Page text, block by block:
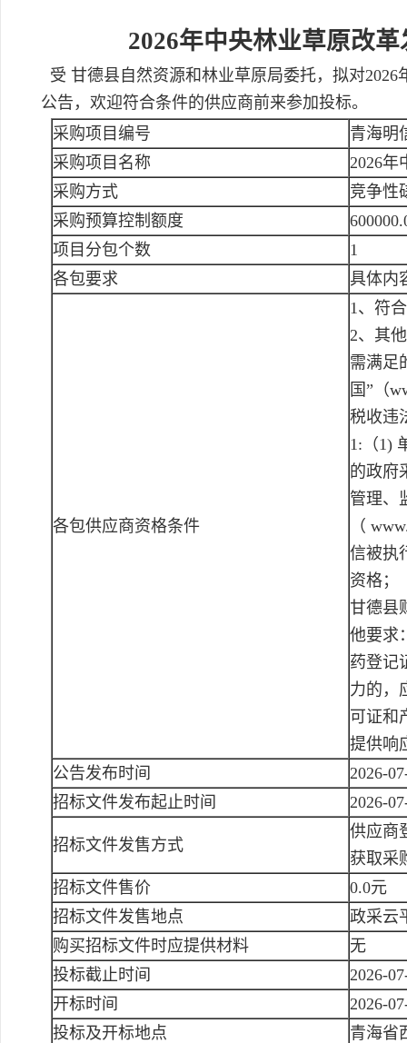
2026年中央林业草原改
受 甘德县自然资源和林业草原局委托，拟对
公告，欢迎符合条件的供应商前来参加投标。
采购项目编号
青海明
采购项目名称
2026年
采购方式
竞争性
采购预算控制额度
项目分包个数
1
各包要求
具体内
各包供应商资格条件
1、符
2、其
需满足
国”（
税收违
1:（1)
的政府
管理、
（
信被执
资格；
甘德县
他要求
药登记
力的，
可证和
提供响
公告发布时间
2026-
招标文件发布起止时间
2026-
招标文件发售方式
供应商
获取采
招标文件售价
0.0元
招标文件发售地点
政采云
购买招标文件时应提供材料
无
投标截止时间
2026-
开标时间
2026-
投标及开标地点
青海省